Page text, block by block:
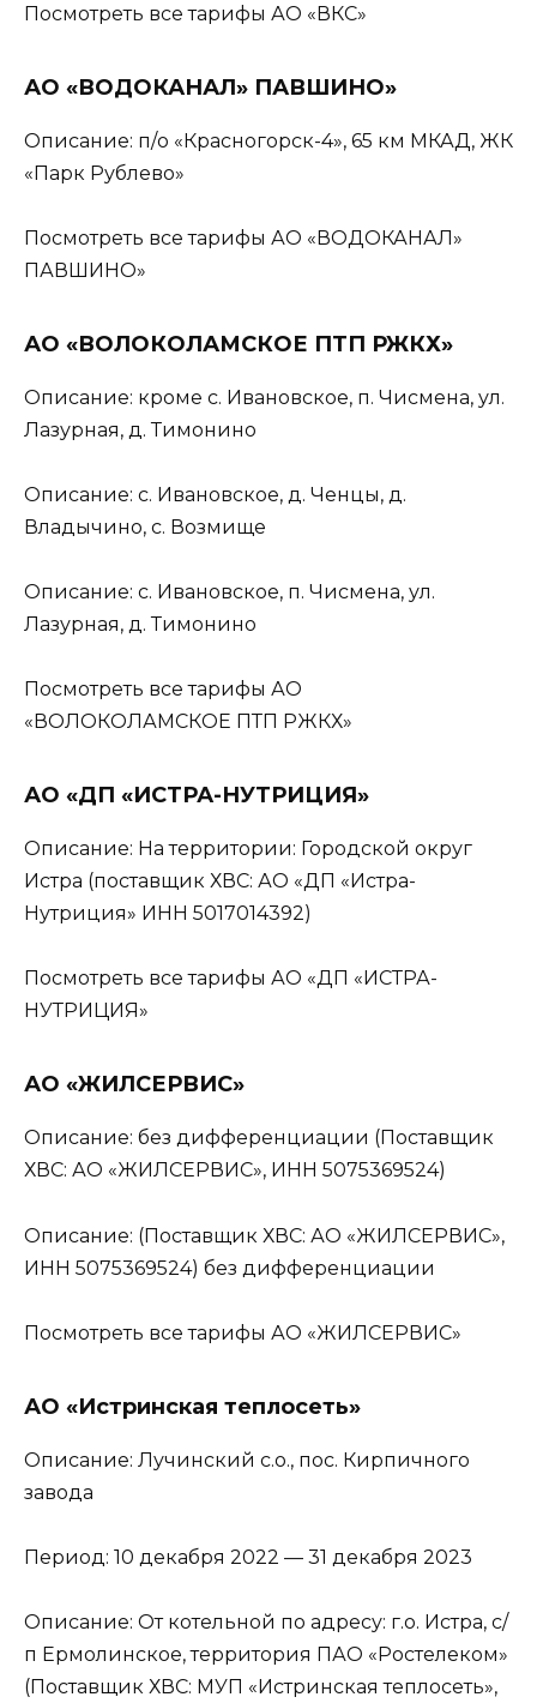
Посмотреть все тарифы АО «ВКС»
АО «ВОДОКАНАЛ» ПАВШИНО»
Описание: п/о «Красногорск-4», 65 км МКАД, ЖК
«Парк Рублево»
Посмотреть все тарифы АО «ВОДОКАНАЛ»
ПАВШИНО»
АО «ВОЛОКОЛАМСКОЕ ПТП РЖКХ»
Описание: кроме с. Ивановское, п. Чисмена, ул.
Лазурная, д. Тимонино
Описание: с. Ивановское, д. Ченцы, д.
Владычино, с. Возмище
Описание: с. Ивановское, п. Чисмена, ул.
Лазурная, д. Тимонино
Посмотреть все тарифы АО
«ВОЛОКОЛАМСКОЕ ПТП РЖКХ»
АО «ДП «ИСТРА-НУТРИЦИЯ»
Описание: На территории: Городской округ
Истра (поставщик ХВС: АО «ДП «Истра-
Нутриция» ИНН 5017014392)
Посмотреть все тарифы АО «ДП «ИСТРА-
НУТРИЦИЯ»
АО «ЖИЛСЕРВИС»
Описание: без дифференциации (Поставщик
ХВС: АО «ЖИЛСЕРВИС», ИНН 5075369524)
Описание: (Поставщик ХВС: АО «ЖИЛСЕРВИС»,
ИНН 5075369524) без дифференциации
Посмотреть все тарифы АО «ЖИЛСЕРВИС»
АО «Истринская теплосеть»
Описание: Лучинский с.о., пос. Кирпичного
завода
Период: 10 декабря 2022 — 31 декабря 2023
Описание: От котельной по адресу: г.о. Истра, с/
п Ермолинское, территория ПАО «Ростелеком»
(Поставщик ХВС: МУП «Истринская теплосеть»,